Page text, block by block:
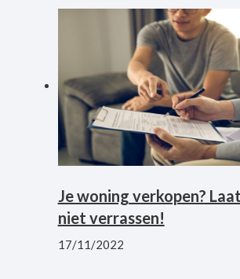
Je woning verkopen?
niet verrassen!
17/11/2022